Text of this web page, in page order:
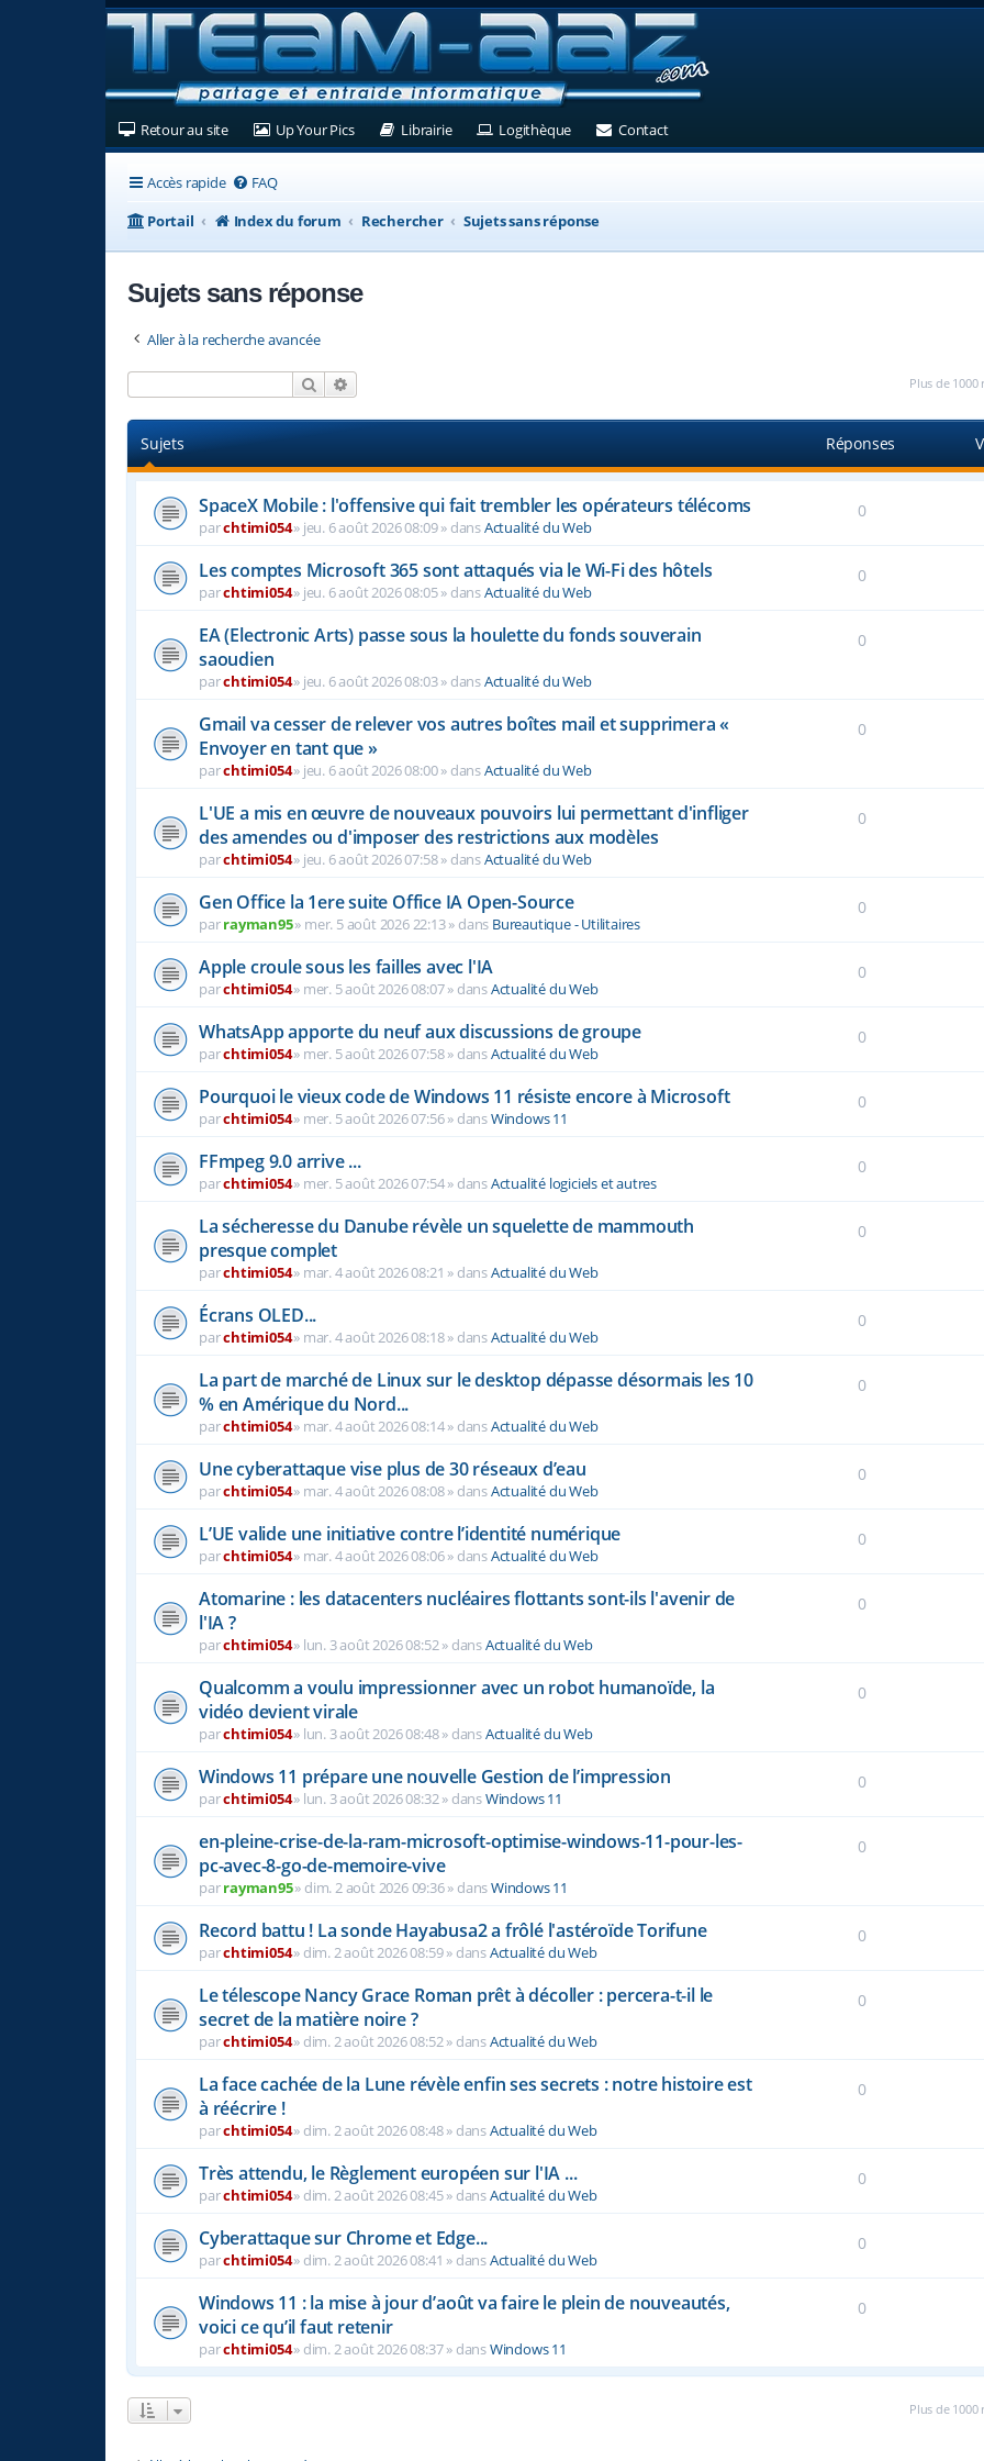
Retour au site(Ouvre un nouvel onglet)
Up Your Pics(Ouvre un nouvel onglet)
Librairie(Ouvre un nouvel onglet)
Logithèque(Ouvre un nouvel onglet)
Contact(Ouvre un nouvel onglet)
Accès rapide FAQ
Portail
Index du forum Rechercher Sujets sans réponse
Sujets sans réponse
Aller à la recherche avancée
Rechercher Plus de
Sujets Réponses
SpaceX Mobile : l'offensive qui fait trembler les opérateurs télécoms
parchtimi054» jeu. 6 août 2026 08:09» dansActualité du Web
0
Les comptes Microsoft 365 sont attaqués via le Wi-Fi des hôtels
parchtimi054» jeu. 6 août 2026 08:05» dansActualité du Web
0
EA (Electronic Arts) passe sous la houlette du fonds souverain
saoudien
parchtimi054» jeu. 6 août 2026 08:03» dansActualité du Web
0
Gmail va cesser de relever vos autres boîtes mail et supprimera «
Envoyer en tant que »
parchtimi054» jeu. 6 août 2026 08:00» dansActualité du Web
0
L'UE a mis en œuvre de nouveaux pouvoirs lui permettant d'infliger
des amendes ou d'imposer des restrictions aux modèles
parchtimi054» jeu. 6 août 2026 07:58» dansActualité du Web
0
Gen Office la 1ere suite Office IA Open-Source
parrayman95» mer. 5 août 2026 22:13» dans Bureautique - Utilitaires
0
Apple croule sous les failles avec l'IA
parchtimi054» mer. 5 août 2026 08:07» dansActualité du Web
0
WhatsApp apporte du neuf aux discussions de groupe
parchtimi054» mer. 5 août 2026 07:58» dansActualité du Web
0
Pourquoi le vieux code de Windows 11 résiste encore à Microsoft
parchtimi054» mer. 5 août 2026 07:56» dansWindows 11
0
FFmpeg 9.0 arrive ...
parchtimi054» mer. 5 août 2026 07:54» dansActualité logiciels et autres
0
La sécheresse du Danube révèle un squelette de mammouth
presque complet
parchtimi054» mar. 4 août 2026 08:21 » dansActualité du Web
0
Écrans OLED...
parchtimi054» mar. 4 août 2026 08:18» dansActualité du Web
0
La part de marché de Linux sur le desktop dépasse désormais les 10
% en Amérique du Nord...
parchtimi054» mar. 4 août 2026 08:14» dansActualité du Web
0
Une cyberattaque vise plus de 30 réseaux d’eau
parchtimi054» mar. 4 août 2026 08:08» dansActualité du Web
0
L’UE valide une initiative contre l’identité numérique
parchtimi054» mar. 4 août 2026 08:06» dansActualité du Web
0
Atomarine : les datacenters nucléaires flottants sont-ils l'avenir de
l'IA ?
parchtimi054» lun. 3 août 2026 08:52» dansActualité du Web
0
Qualcomm a voulu impressionner avec un robot humanoïde, la
vidéo devient virale
parchtimi054» lun. 3 août 2026 08:48» dansActualité du Web
0
Windows 11 prépare une nouvelle Gestion de l’impression
parchtimi054» lun. 3 août 2026 08:32» dansWindows 11
0
en-pleine-crise-de-la-ram-microsoft-optimise-windows-11-pour-les-
pc-avec-8-go-de-memoire-vive
parrayman95» dim. 2 août 2026 09:36» dansWindows 11
0
Record battu ! La sonde Hayabusa2 a frôlé l'astéroïde Torifune
parchtimi054» dim. 2 août 2026 08:59» dansActualité du Web
0
Le télescope Nancy Grace Roman prêt à décoller : percera-t-il le
secret de la matière noire ?
parchtimi054» dim. 2 août 2026 08:52» dansActualité du Web
0
La face cachée de la Lune révèle enfin ses secrets : notre histoire est
à réécrire !
parchtimi054» dim. 2 août 2026 08:48» dansActualité du Web
0
Très attendu, le Règlement européen sur l'IA ...
parchtimi054» dim. 2 août 2026 08:45» dansActualité du Web
0
Cyberattaque sur Chrome et Edge...
parchtimi054» dim. 2 août 2026 08:41 » dansActualité du Web
0
Windows 11 : la mise à jour d’août va faire le plein de nouveautés,
voici ce qu’il faut retenir
parchtimi054» dim. 2 août 2026 08:37» dansWindows 11
0
Plus de